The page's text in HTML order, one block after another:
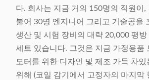
다. 회사는 지금 거의 150명의 직원이,
불어 30명 엔지니어 그리고 기술공을
생산 및 시험 장비의 대략 20,000 평방
세트 있습니다. 그것은 지금 가정용품
모터를 위한 디자인 및 제조 가득 차있
위해 (코일 감기에서 고정자의 마지막